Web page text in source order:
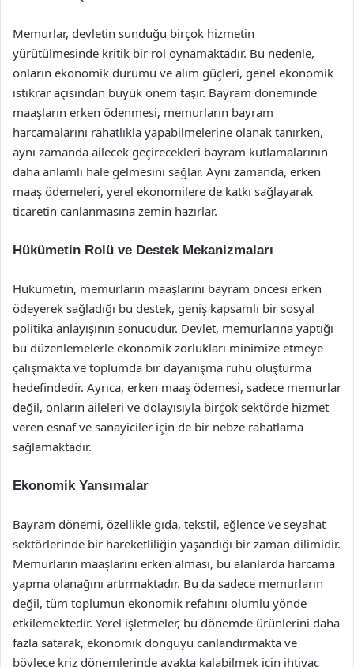
Memurlar, devletin sunduğu birçok hizmetin
yürütülmesinde kritik bir rol oynamaktadır. Bu nedenle,
onların ekonomik durumu ve alım güçleri, genel ekonomik
istikrar açısından büyük önem taşır. Bayram döneminde
maaşların erken ödenmesi, memurların bayram
harcamalarını rahatlıkla yapabilmelerine olanak tanırken,
aynı zamanda ailecek geçirecekleri bayram kutlamalarının
daha anlamlı hale gelmesini sağlar. Aynı zamanda, erken
maaş ödemeleri, yerel ekonomilere de katkı sağlayarak
ticaretin canlanmasına zemin hazırlar.
Hükümetin Rolü ve Destek Mekanizmaları
Hükümetin, memurların maaşlarını bayram öncesi erken
ödeyerek sağladığı bu destek, geniş kapsamlı bir sosyal
politika anlayışının sonucudur. Devlet, memurlarına yaptığı
bu düzenlemelerle ekonomik zorlukları minimize etmeye
çalışmakta ve toplumda bir dayanışma ruhu oluşturma
hedefindedir. Ayrıca, erken maaş ödemesi, sadece memurlar
değil, onların aileleri ve dolayısıyla birçok sektörde hizmet
veren esnaf ve sanayiciler için de bir nebze rahatlama
sağlamaktadır.
Ekonomik Yansımalar
Bayram dönemi, özellikle gıda, tekstil, eğlence ve seyahat
sektörlerinde bir hareketliliğin yaşandığı bir zaman dilimidir.
Memurların maaşlarını erken alması, bu alanlarda harcama
yapma olanağını artırmaktadır. Bu da sadece memurların
değil, tüm toplumun ekonomik refahını olumlu yönde
etkilemektedir. Yerel işletmeler, bu dönemde ürünlerini daha
fazla satarak, ekonomik döngüyü canlandırmakta ve
böylece kriz dönemlerinde ayakta kalabilmek için ihtiyaç